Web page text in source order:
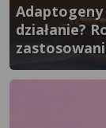
}" />
działanie?